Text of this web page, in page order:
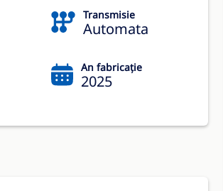
Transmisie
Automata
An fabricație
2025